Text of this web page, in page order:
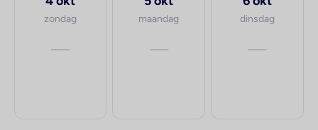
zondag
—
maandag
—
dinsdag
—